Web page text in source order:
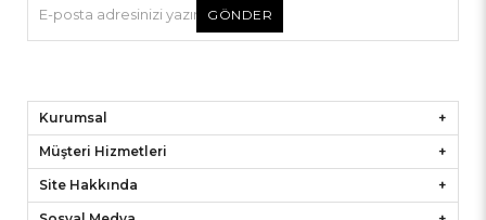
GÖNDER
Kurumsal
Müşteri Hizmetleri
Site Hakkında